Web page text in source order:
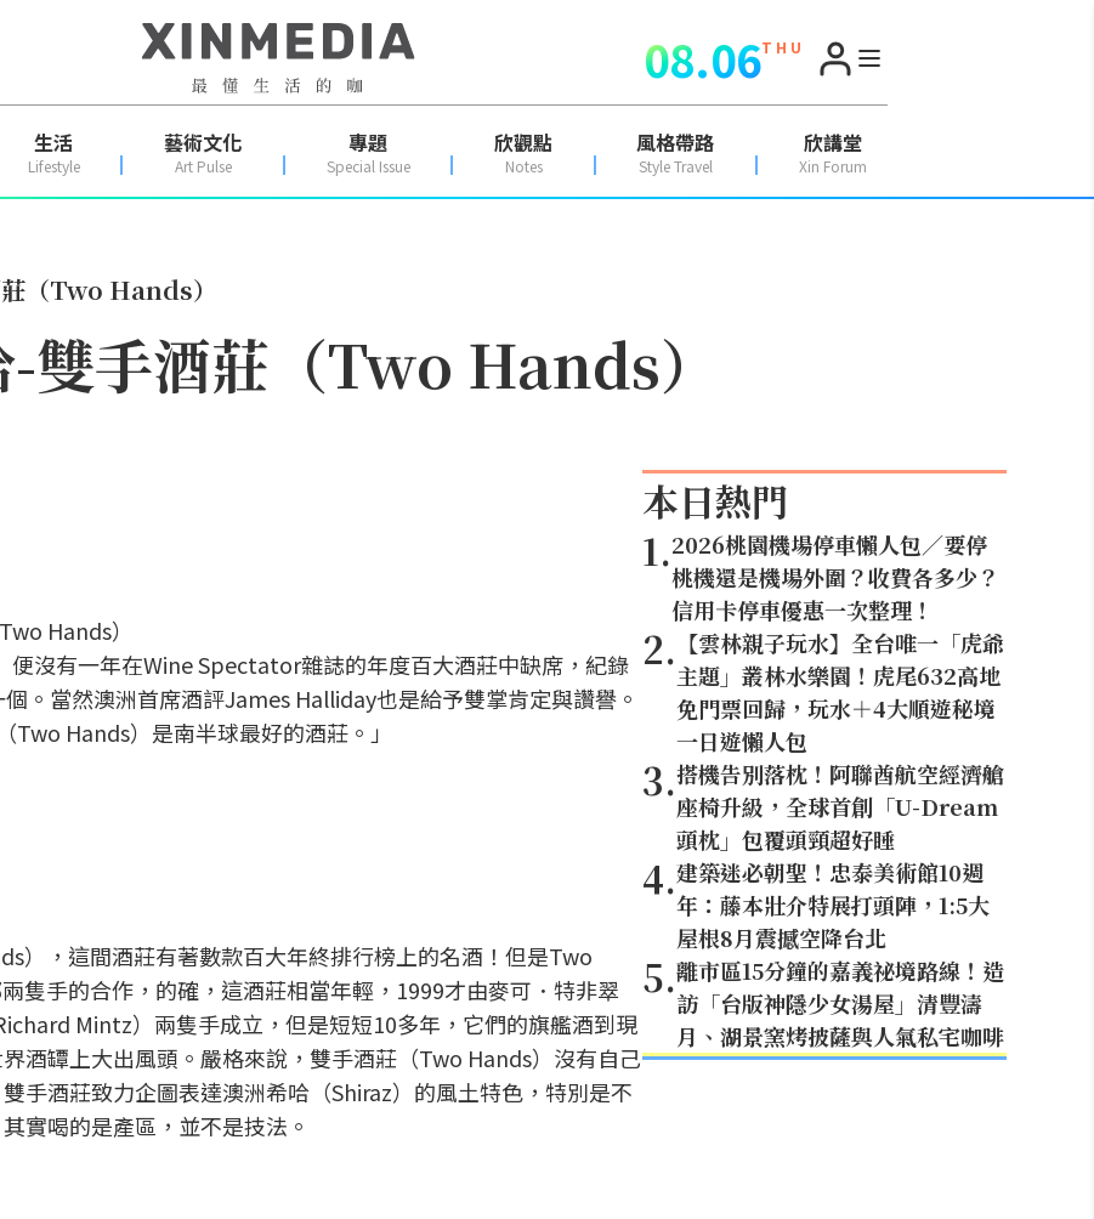
08.06T H U
生活
Lifestyle
藝術文化
Art Pulse
專題
Special Issue
欣觀點
Notes
風格帶路
Style Travel
欣講堂
Xin Forum
（Two Hands）
雙手酒莊（Two Hands）
Hands）
便沒有一年在Wine Spectator雜誌的年度百大酒莊中缺席，紀錄
。當然澳洲首席酒評James Halliday也是給予雙掌肯定與讚譽。
Hands）是南半球最好的酒莊。」
），這間酒莊有著數款百大年終排行榜上的名酒！但是Two
隻手的合作，的確，這酒莊相當年輕，1999才由麥可．特非翠
Mintz）兩隻手成立，但是短短10多年，它們的旗艦酒到現
酒罈上大出風頭。嚴格來說，雙手酒莊（Two Hands）沒有自己
手酒莊致力企圖表達澳洲希哈（Shiraz）的風土特色，特別是不
實喝的是產區，並不是技法。
本日熱門
1.2026桃園機場停車懶人包／要停
桃機還是機場外圍？收費各多少？
信用卡停車優惠一次整理！
2. 【雲林親子玩水】全台唯一「虎爺
主題」叢林水樂園！虎尾632高地
免門票回歸，玩水＋4大順遊秘境
一日遊懶人包
3.搭機告別落枕！阿聯酋航空經濟艙
座椅升級，全球首創「U-Dream
頭枕」包覆頭頸超好睡
4.建築迷必朝聖！忠泰美術館10週
年：藤本壯介特展打頭陣，1:5大
屋根8月震撼空降台北
5.離市區15分鐘的嘉義祕境路線！造
訪「台版神隱少女湯屋」清豐濤
月、湖景窯烤披薩與人氣私宅咖啡